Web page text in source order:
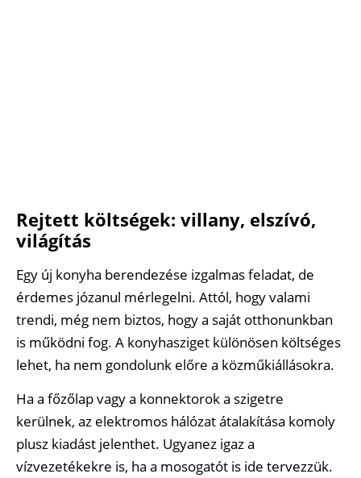
Rejtett költségek: villany, elszívó,
világítás
Egy új konyha berendezése izgalmas feladat, de
érdemes józanul mérlegelni. Attól, hogy valami
trendi, még nem biztos, hogy a saját otthonunkban
is működni fog. A konyhasziget különösen költséges
lehet, ha nem gondolunk előre a közműkiállásokra.
Ha a főzőlap vagy a konnektorok a szigetre
kerülnek, az elektromos hálózat átalakítása komoly
plusz kiadást jelenthet. Ugyanez igaz a
vízvezetékekre is, ha a mosogatót is ide tervezzük.